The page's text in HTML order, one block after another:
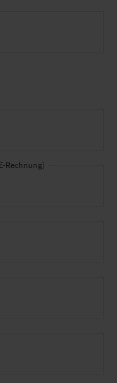
Rechnung)